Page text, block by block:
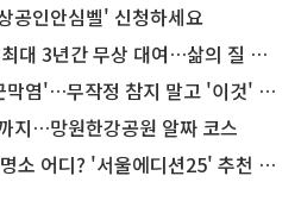
공인안심벨' 신청하세요
3년간 무상 대여…삶의 질 높인다
'…무작정 참지 말고 '이것' 해보세요!
지…망원한강공원 알짜 코스
어디? '서울에디션25' 추천 코스